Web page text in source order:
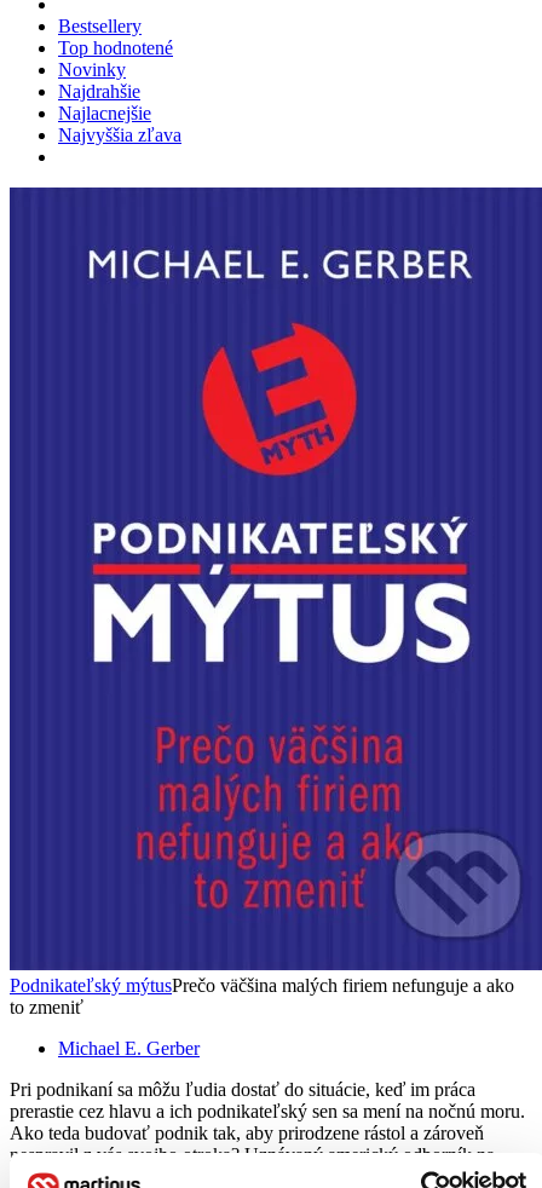
Bestsellery
Top hodnotené
Novinky
Najdrahšie
Najlacnejšie
Najvyššia zľava
Podnikateľský mýtusPrečo väčšina malých firiem nefunguje a ako
to zmeniť
Michael E. Gerber
Pri podnikaní sa môžu ľudia dostať do situácie, keď im práca
prerastie cez hlavu a ich podnikateľský sen sa mení na nočnú moru.
Ako teda budovať podnik tak, aby prirodzene rástol a zároveň
nespravil z vás svojho otroka? Uznávaný americký odborník na...